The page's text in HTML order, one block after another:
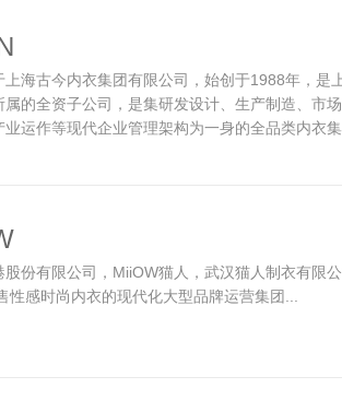
海古今内衣集团有限公司，始创于1988年，是
属的全资子公司，是集研发设计、生产制造、市
运作等现代企业管理架构为一身的全品类内衣
份有限公司，MiiOW猫人，武汉猫人制衣有限
性感时尚内衣的现代化大型品牌运营集团...